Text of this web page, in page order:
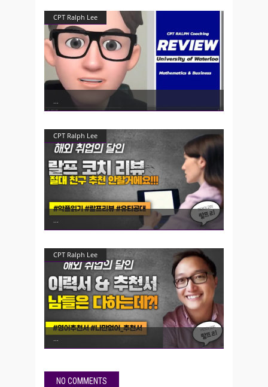
CPT Ralph Lee
CPT Ralph Lee
CPT Ralph Lee
NO COMMENTS